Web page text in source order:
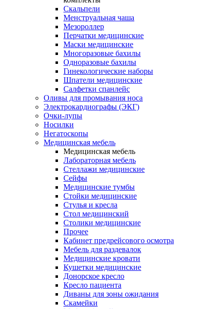
Скальпели
Менструальная чаша
Мезороллер
Перчатки медицинские
Маски медицинские
Многоразовые бахилы
Одноразовые бахилы
Гинекологические наборы
Шпатели медицинские
Салфетки спанлейс
Оливы для промывания носа
Электрокардиографы (ЭКГ)
Очки-лупы
Носилки
Негатоскопы
Медицинская мебель
Медицинская мебель
Лабораторная мебель
Стеллажи медицинские
Сейфы
Медицинские тумбы
Стойки медицинские
Cтулья и кресла
Стол медицинский
Столики медицинские
Прочее
Кабинет предрейсового осмотра
Мебель для раздевалок
Медицинские кровати
Кушетки медицинские
Донорское кресло
Кресло пациента
Диваны для зоны ожидания
Скамейки